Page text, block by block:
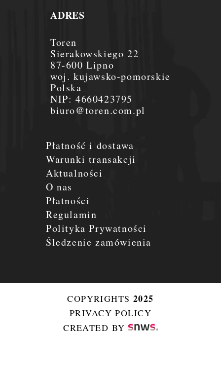
Płatność i dostawa
Warunki transakcji
Aktualności
O nas
Płatności
Regulamin
Polityka Prywatności
Śledzenie zamówienia
ADRES
Toren
Sierakowskiego 22
87-600 Lipno
woj. kujawsko-pomorskie
Polska
NIP:4660423795
biuro@toren.com.pl
COPYRIGHTS 2025
PRIVACY POLICY
CREATED BY